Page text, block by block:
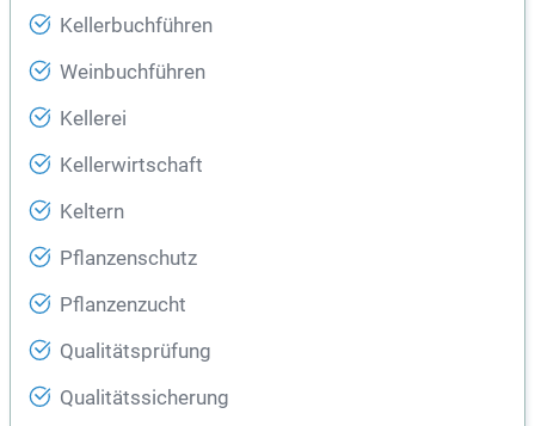
Kellerbuchführen
Weinbuchführen
Kellerei
Kellerwirtschaft
Keltern
Pflanzenschutz
Pflanzenzucht
Qualitätsprüfung
Qualitätssicherung